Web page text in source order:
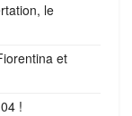
le
et
!